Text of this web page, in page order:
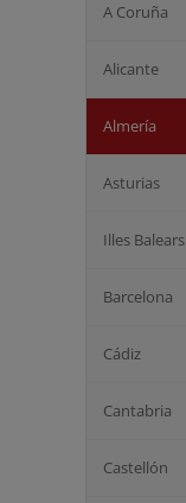
A Coruña
Alicante
Almería
Asturias
Illes Balears
Barcelona
Cádiz
Cantabria
Castellón